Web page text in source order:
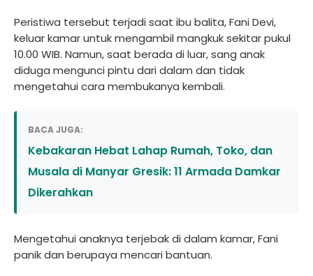
Peristiwa tersebut terjadi saat ibu balita, Fani Devi,
keluar kamar untuk mengambil mangkuk sekitar pukul
10.00 WIB. Namun, saat berada di luar, sang anak
diduga mengunci pintu dari dalam dan tidak
mengetahui cara membukanya kembali.
BACA JUGA:
Kebakaran Hebat Lahap Rumah, Toko, dan
Musala di Manyar Gresik: 11 Armada Damkar
Dikerahkan
Mengetahui anaknya terjebak di dalam kamar, Fani
panik dan berupaya mencari bantuan.